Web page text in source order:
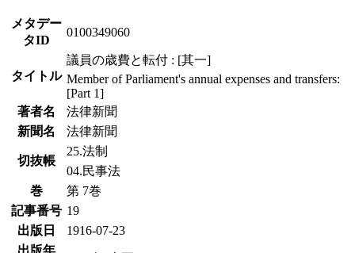
メタデー
タID
0100349060
タイトル
議員の歳費と転付 : [其一]
Member of Parliament's annual expenses and transfers:
[Part 1]
著者名
法律新聞
新聞名
法律新聞
切抜帳
25.法制
04.民事法
巻
第 7巻
記事番号 19
出版日
1916-07-23
出版年